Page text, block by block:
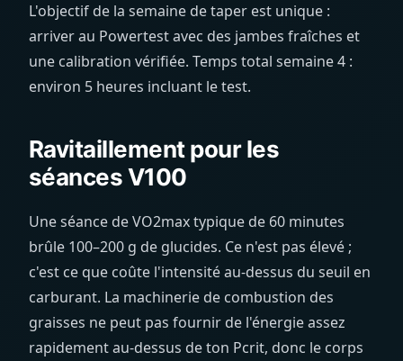
L'objectif de la semaine de taper est unique :
arriver au Powertest avec des jambes fraîches et
une calibration vérifiée. Temps total semaine 4 :
environ 5 heures incluant le test.
Ravitaillement pour les
séances V100
Une séance de VO2max typique de 60 minutes
brûle 100–200 g de glucides. Ce n'est pas élevé ;
c'est ce que coûte l'intensité au-dessus du seuil en
carburant. La machinerie de combustion des
graisses ne peut pas fournir de l'énergie assez
rapidement au-dessus de ton Pcrit, donc le corps